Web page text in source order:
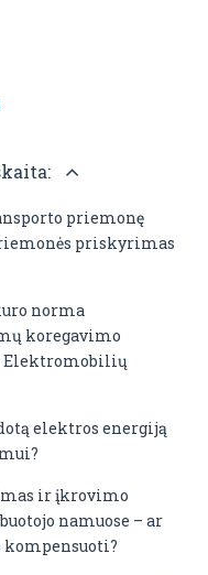
priemonę
priskyrimas
norma
koregavimo
elektros energiją
ir įkrovimo
namuose – ar